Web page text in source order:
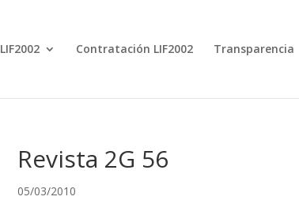
LIF2002 Contratación LIF2002 Transparencia
Revista 2G 56
05/03/2010